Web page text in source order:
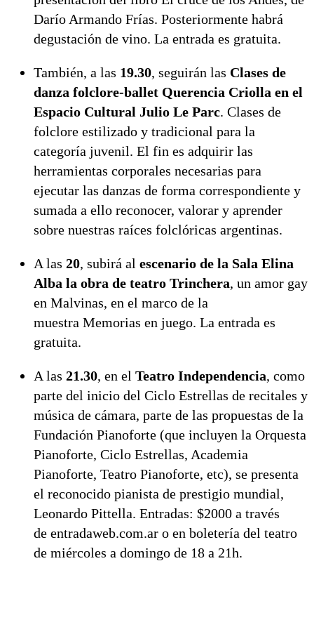
Darío Armando Frías. Posteriormente habrá
degustación de vino. La entrada es gratuita.
También, a las 19.30, seguirán las Clases de
danza folclore-ballet Querencia Criolla en el
Espacio Cultural Julio Le Parc. Clases de
folclore estilizado y tradicional para la
categoría juvenil. El fin es adquirir las
herramientas corporales necesarias para
ejecutar las danzas de forma correspondiente y
sumada a ello reconocer, valorar y aprender
sobre nuestras raíces folclóricas argentinas.
A las 20, subirá al escenario de la Sala Elina
Alba la obra de teatro Trinchera, un amor gay
en Malvinas, en el marco de la
muestra Memorias en juego. La entrada es
gratuita.
A las 21.30, en el Teatro Independencia, como
parte del inicio del Ciclo Estrellas de recitales y
música de cámara, parte de las propuestas de la
Fundación Pianoforte (que incluyen la Orquesta
Pianoforte, Ciclo Estrellas, Academia
Pianoforte, Teatro Pianoforte, etc), se presenta
el reconocido pianista de prestigio mundial,
Leonardo Pittella. Entradas: $2000 a través
de entradaweb.com.ar o en boletería del teatro
de miércoles a domingo de 18 a 21h.